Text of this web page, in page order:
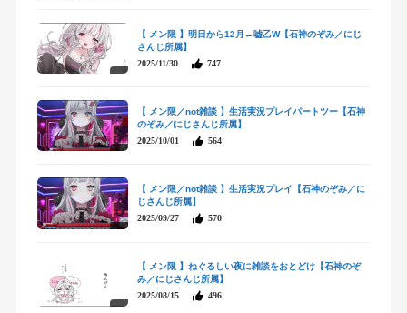
【 メン限 】明日から12月←嘘乙W【石神のぞみ／にじ
さんじ所属】
2025/11/30
747
【 メン限／not雑談 】生活実況プレイパートツー【石神
のぞみ／にじさんじ所属】
2025/10/01
564
【 メン限／not雑談 】生活実況プレイ【石神のぞみ／に
じさんじ所属】
2025/09/27
570
【 メン限 】ねぐるしい夜に雑談をおとどけ【石神のぞ
み／にじさんじ所属】
2025/08/15
496